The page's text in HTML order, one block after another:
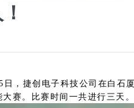
日，捷创电子科技公司在白石
大赛。比赛时间一共进行三天